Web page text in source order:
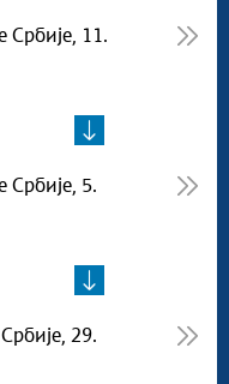
Србије, 11.
Србије, 5.
29.